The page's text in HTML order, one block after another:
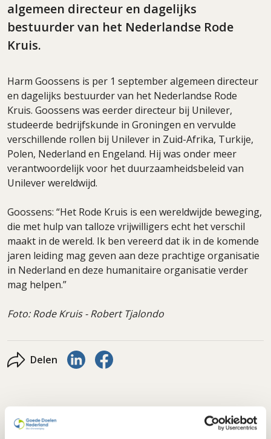
algemeen directeur en dagelijks
bestuurder van het Nederlandse Rode
Kruis.
Harm Goossens is per 1 september algemeen directeur
en dagelijks bestuurder van het Nederlandse Rode
Kruis. Goossens was eerder directeur bij Unilever,
studeerde bedrijfskunde in Groningen en vervulde
verschillende rollen bij Unilever in Zuid-Afrika, Turkije,
Polen, Nederland en Engeland. Hij was onder meer
verantwoordelijk voor het duurzaamheidsbeleid van
Unilever wereldwijd.
Goossens: “Het Rode Kruis is een wereldwijde beweging,
die met hulp van talloze vrijwilligers echt het verschil
maakt in de wereld. Ik ben vereerd dat ik in de komende
jaren leiding mag geven aan deze prachtige organisatie
in Nederland en deze humanitaire organisatie verder
mag helpen.”
Foto: Rode Kruis - Robert Tjalondo
Delen Delen via LinkedIn
Delen via Facebook
Laatste nieuws